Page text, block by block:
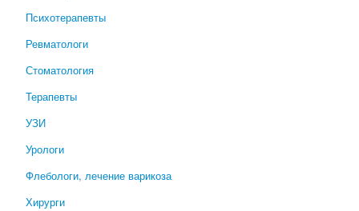
Психотерапевты
Ревматологи
Стоматология
Терапевты
УЗИ
Урологи
Флебологи, лечение варикоза
Хирурги